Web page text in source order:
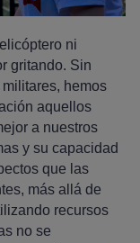
ni
gritando. Sin
militares, hemos
aquellos
a nuestros
y su capacidad
que las
más allá de
recursos
no se